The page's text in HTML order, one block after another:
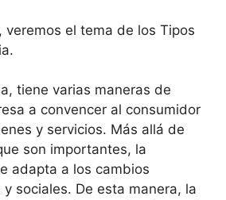
veremos el tema de los Tipos
tiene varias maneras de
a convencer al consumidor
y servicios. Más allá de
son importantes, la
adapta a los cambios
sociales. De esta manera, la